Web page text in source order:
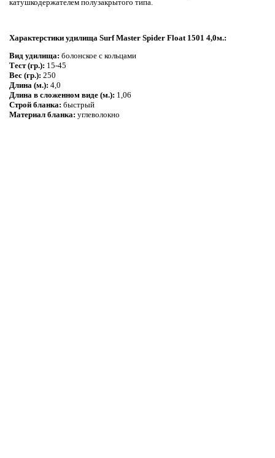
катушкодержателем полузакрытого типа.
Характерстики удилища Surf Master Spider Float 1501 4,0м.:
Вид удилища: болонское с кольцами
Тест (гр.): 15-45
Вес (гр.): 250
Длина (м.): 4,0
Длина в сложенном виде (м.): 1,06
Строй бланка: быстрый
Материал бланка: углеволокно